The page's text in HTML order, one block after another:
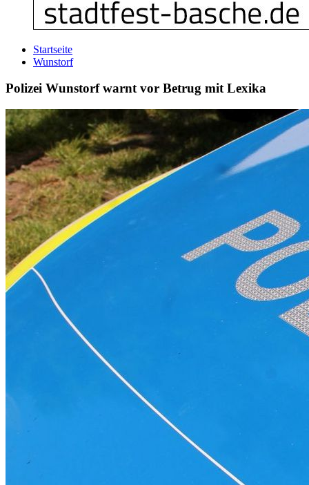
Startseite
Wunstorf
Polizei Wunstorf warnt vor Betrug mit Lexika